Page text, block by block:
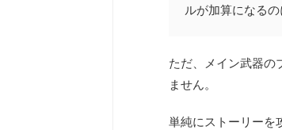
ルが加算になる
ただ、メイン武器の
ません。
単純にストーリーを